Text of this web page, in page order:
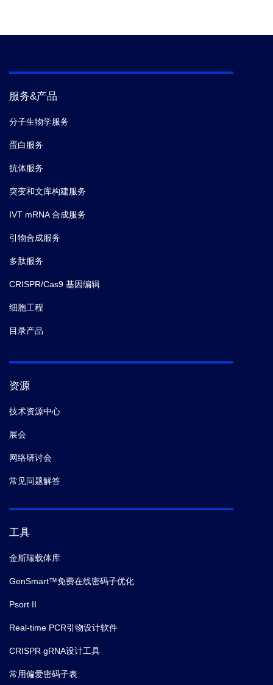
服务&产品
分子生物学服务
蛋白服务
抗体服务
突变和文库构建服务
IVT mRNA 合成服务
引物合成服务
多肽服务
CRISPR/Cas9 基因编辑
细胞工程
目录产品
资源
技术资源中心
展会
网络研讨会
常见问题解答
工具
金斯瑞载体库
GenSmart™免费在线密码子优化
Psort II
Real-time PCR引物设计软件
CRISPR gRNA设计工具
常用偏爱密码子表